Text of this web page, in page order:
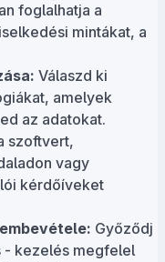
foglalhatja a
mintákat, a
Válaszd ki
amelyek
az adatokat.
szoftvert,
vagy
kérdőíveket
Győződj
- kezelés megfelel